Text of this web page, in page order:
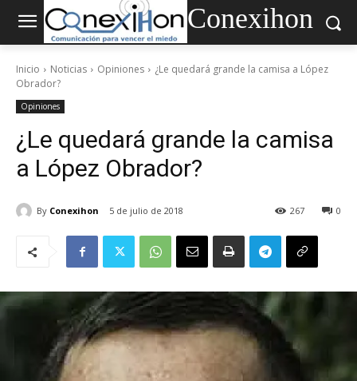
Conexihon
Inicio Noticias Opiniones
¿Le quedará grande la camisa a López
Obrador?
Opiniones
¿Le quedará grande la camisa
a López Obrador?
By Conexihon 5 de julio de 2018 0
267